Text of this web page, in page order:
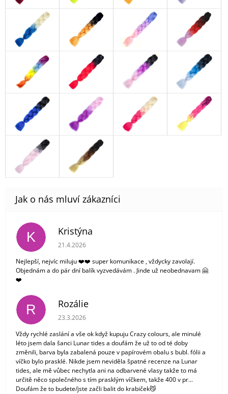
K Kristýna
Hodnocení obchodu je 5 z 5 hvězdiček.
21.4.2026
Nejlepší, nejvíc miluju ❤️❤️ super komunikace , vždycky zavolají.
Objednám a do pár dní balík vyzvedávám . Jinde už neobednavam 🤗
❤️
R Rozálie
Hodnocení obchodu je 3 z 5 hvězdiček.
23.3.2026
Vždy rychlé zaslání a vše ok když kupuju Crazy colours, ale minulé
léto jsem dala šanci Lunar tides a doufám že už to od té doby
změnili, barva byla zabalená pouze v papírovém obalu s bubl. fólii a
víčko bylo prasklé. Nikde jsem neviděla špatné recenze na Lunar
tides, ale mě vůbec nechytla ani na odbarvené vlasy takže to má
určitě něco společného s tím prasklým víčkem, takže 400 v pr...
Doufám že to budete/jste začli balit do krabiček😼